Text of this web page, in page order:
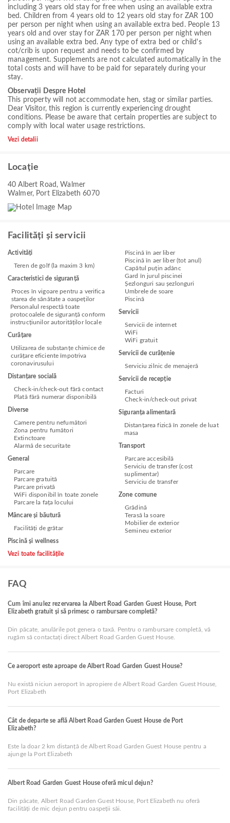
including 3 years old stay for free when using an available extra
bed. Children from 4 years old to 12 years old stay for ZAR 100
per person per night when using an available extra bed. People 13
years old and over stay for ZAR 170 per person per night when
using an available extra bed. Any type of extra bed or child's
cot/crib is upon request and needs to be confirmed by
management. Supplements are not calculated automatically in the
total costs and will have to be paid for separately during your
stay.
Observații Despre Hotel
This property will not accommodate hen, stag or similar parties.
Dear Visitor, this region is currently experiencing drought
conditions. Please be aware that certain properties are subject to
comply with local water usage restrictions.
Vezi detalii
Locație
40 Albert Road, Walmer
Walmer, Port Elizabeth 6070
Facilități și servicii
Activități
Teren de golf (la maxim 3 km)
Caracteristici de siguranță
Proces în vigoare pentru a verifica
starea de sănătate a oaspeților
Personalul respectă toate
protocoalele de siguranță conform
instrucțiunilor autorităților locale
Curățare
Utilizarea de substanțe chimice de
curățare eficiente împotriva
coronavirusului
Distanțare socială
Check-in/check-out fără contact
Plată fără numerar disponibilă
Diverse
Camere pentru nefumători
Zona pentru fumători
Extinctoare
Alarmă de securitate
General
Parcare
Parcare gratuită
Parcare privată
WiFi disponibil în toate zonele
Parcare la fața locului
Mâncare și băutură
Facilități de grătar
Piscină și wellness
Piscină în aer liber
Piscină în aer liber (tot anul)
Capătul puțin adânc
Gard în jurul piscinei
Șezlonguri sau șezlonguri
Umbrele de soare
Piscină
Servicii
Servicii de internet
WiFi
WiFi gratuit
Servicii de curățenie
Serviciu zilnic de menajeră
Servicii de recepție
Facturi
Check-in/check-out privat
Siguranța alimentară
Distanțarea fizică în zonele de luat
masa
Transport
Parcare accesibilă
Serviciu de transfer (cost
suplimentar)
Serviciu de transfer
Zone comune
Grădină
Terasă la soare
Mobilier de exterior
Semineu exterior
Vezi toate facilitățile
FAQ
Cum îmi anulez rezervarea la Albert Road Garden Guest House, Port
Elizabeth gratuit și să primesc o rambursare completă?
Din păcate, anulările pot genera o taxă. Pentru o rambursare completă, vă
rugăm să contactați direct Albert Road Garden Guest House.
Ce aeroport este aproape de Albert Road Garden Guest House?
Nu există niciun aeroport în apropiere de Albert Road Garden Guest House,
Port Elizabeth
Cât de departe se află Albert Road Garden Guest House de Port
Elizabeth?
Este la doar 2 km distanță de Albert Road Garden Guest House pentru a
ajunge la Port Elizabeth
Albert Road Garden Guest House oferă micul dejun?
Din păcate, Albert Road Garden Guest House, Port Elizabeth nu oferă
facilități de mic dejun pentru oaspeții săi.